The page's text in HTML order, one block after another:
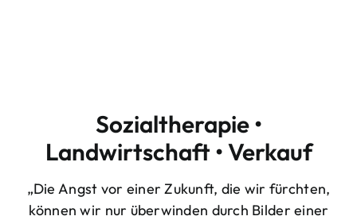
Sozialtherapie •
Landwirtschaft • Verkauf
„Die Angst vor einer Zukunft, die wir fürchten,
können wir nur überwinden durch Bilder einer